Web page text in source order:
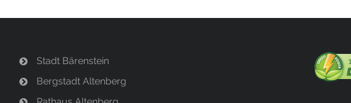
Stadt Bärenstein
Bergstadt Altenberg